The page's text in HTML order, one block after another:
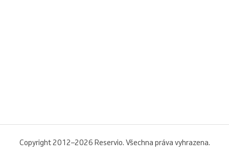
Copyright 2012–2026 Reservio. Všechna práva vyhrazena.